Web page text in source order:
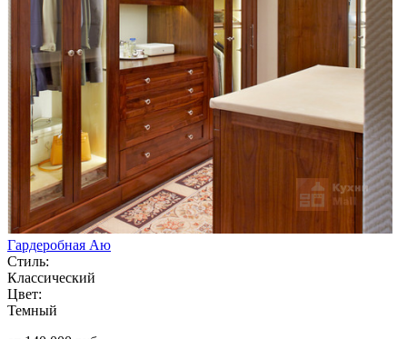
Гардеробная Аю
Стиль:
Классический
Цвет:
Темный